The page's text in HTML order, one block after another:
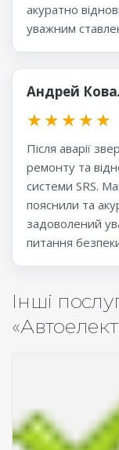
акуратно
уважним
Андрей
★★★★★
Після аварії
ремонту та
системи SRS.
пояснили та
задоволений
питання
Інші